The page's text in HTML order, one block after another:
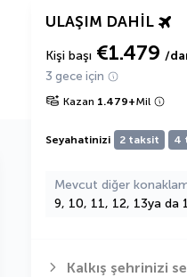
ULAŞIM DAHIL
Kişi başı €1.479 /
3 gece için
Kazan 1.479+Mil
Seyahatinizi 2 taksit 4
Mevcut diğer
9, 10, 11, 12, 13ya da
Kalkış şehrinizi